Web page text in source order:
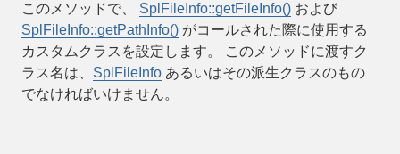
このメソッドで、 SplFileInfo::getFileInfo() および
SplFileInfo::getPathInfo() がコールされた際に使用する
カスタムクラスを設定します。 このメソッドに渡すク
ラス名は、 SplFileInfo あるいはその派生クラスのもの
でなければいけません。